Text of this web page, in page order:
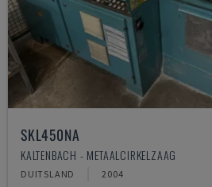
SKL450NA
KALTENBACH - METAALCIRKELZAAG
DUITSLAND 2004